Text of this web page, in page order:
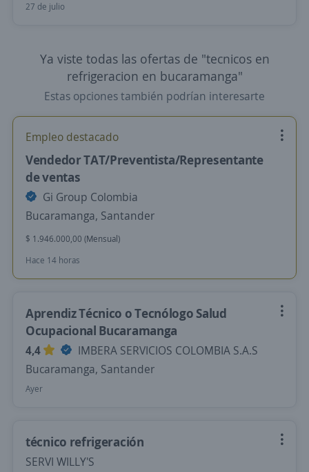
27 de julio
Ya viste todas las ofertas de "tecnicos en
refrigeracion en bucaramanga"
Estas opciones también podrían interesarte
Empleo destacado
Vendedor TAT/Preventista/Representante
de ventas
Gi Group Colombia
Bucaramanga, Santander
$ 1.946.000,00 (Mensual)
Hace 14 horas
Aprendiz Técnico o Tecnólogo Salud
Ocupacional Bucaramanga
4,4
IMBERA SERVICIOS COLOMBIA S.A.S
Bucaramanga, Santander
Ayer
técnico refrigeración
SERVI WILLY'S